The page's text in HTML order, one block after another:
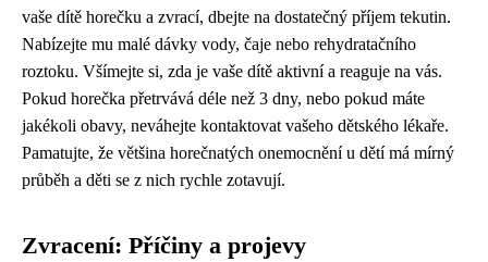
vaše dítě horečku a zvrací, dbejte na dostatečný příjem tekutin.
Nabízejte mu malé dávky vody, čaje nebo rehydratačního
roztoku. Všímejte si, zda je vaše dítě aktivní a reaguje na vás.
Pokud horečka přetrvává déle než 3 dny, nebo pokud máte
jakékoli obavy, neváhejte kontaktovat vašeho dětského lékaře.
Pamatujte, že většina horečnatých onemocnění u dětí má mírný
průběh a děti se z nich rychle zotavují.
Zvracení: Příčiny a projevy